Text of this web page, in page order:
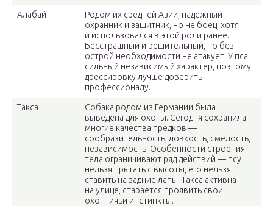
Алабай
Родом их средней Азии, надежный
охранник и защитник, но не боец, хотя
и использовался в этой роли ранее.
Бесстрашный и решительный, но без
острой необходимости не атакует. У пса
сильный независимый характер, поэтому
дрессировку лучше доверить
профессионалу.
Такса
Собака родом из Германии была
выведена для охоты. Сегодня сохранила
многие качества предков —
сообразительность, ловкость, смелость,
независимость. Особенности строения
тела ограничивают ряд действий — псу
нельзя прыгать с высоты, его нельзя
ставить на задние лапы. Такса активна
на улице, старается проявить свои
охотничьи инстинкты.